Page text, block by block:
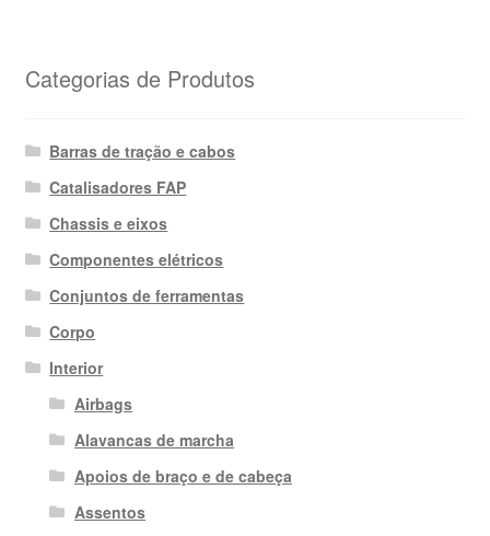
Categorias de Produtos
Barras de tração e cabos
Catalisadores FAP
Chassis e eixos
Componentes elétricos
Conjuntos de ferramentas
Corpo
Interior
Airbags
Alavancas de marcha
Apoios de braço e de cabeça
Assentos